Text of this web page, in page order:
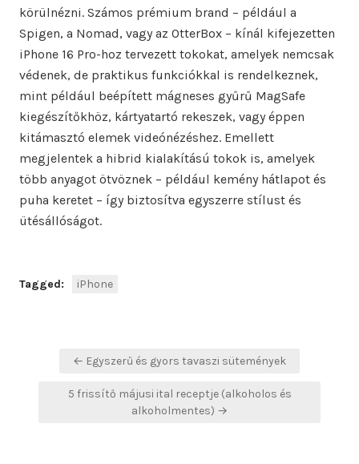
körülnézni. Számos prémium brand – például a
Spigen, a Nomad, vagy az OtterBox – kínál kifejezetten
iPhone 16 Pro-hoz tervezett tokokat, amelyek nemcsak
védenek, de praktikus funkciókkal is rendelkeznek,
mint például beépített mágneses gyűrű MagSafe
kiegészítőkhöz, kártyatartó rekeszek, vagy éppen
kitámasztó elemek videónézéshez. Emellett
megjelentek a hibrid kialakítású tokok is, amelyek
több anyagot ötvöznek – például kemény hátlapot és
puha keretet – így biztosítva egyszerre stílust és
ütésállóságot.
Tagged: iPhone
Bejegyzés
← Egyszerű és gyors tavaszi sütemények
5 frissítő májusi ital receptje (alkoholos és
alkoholmentes) →